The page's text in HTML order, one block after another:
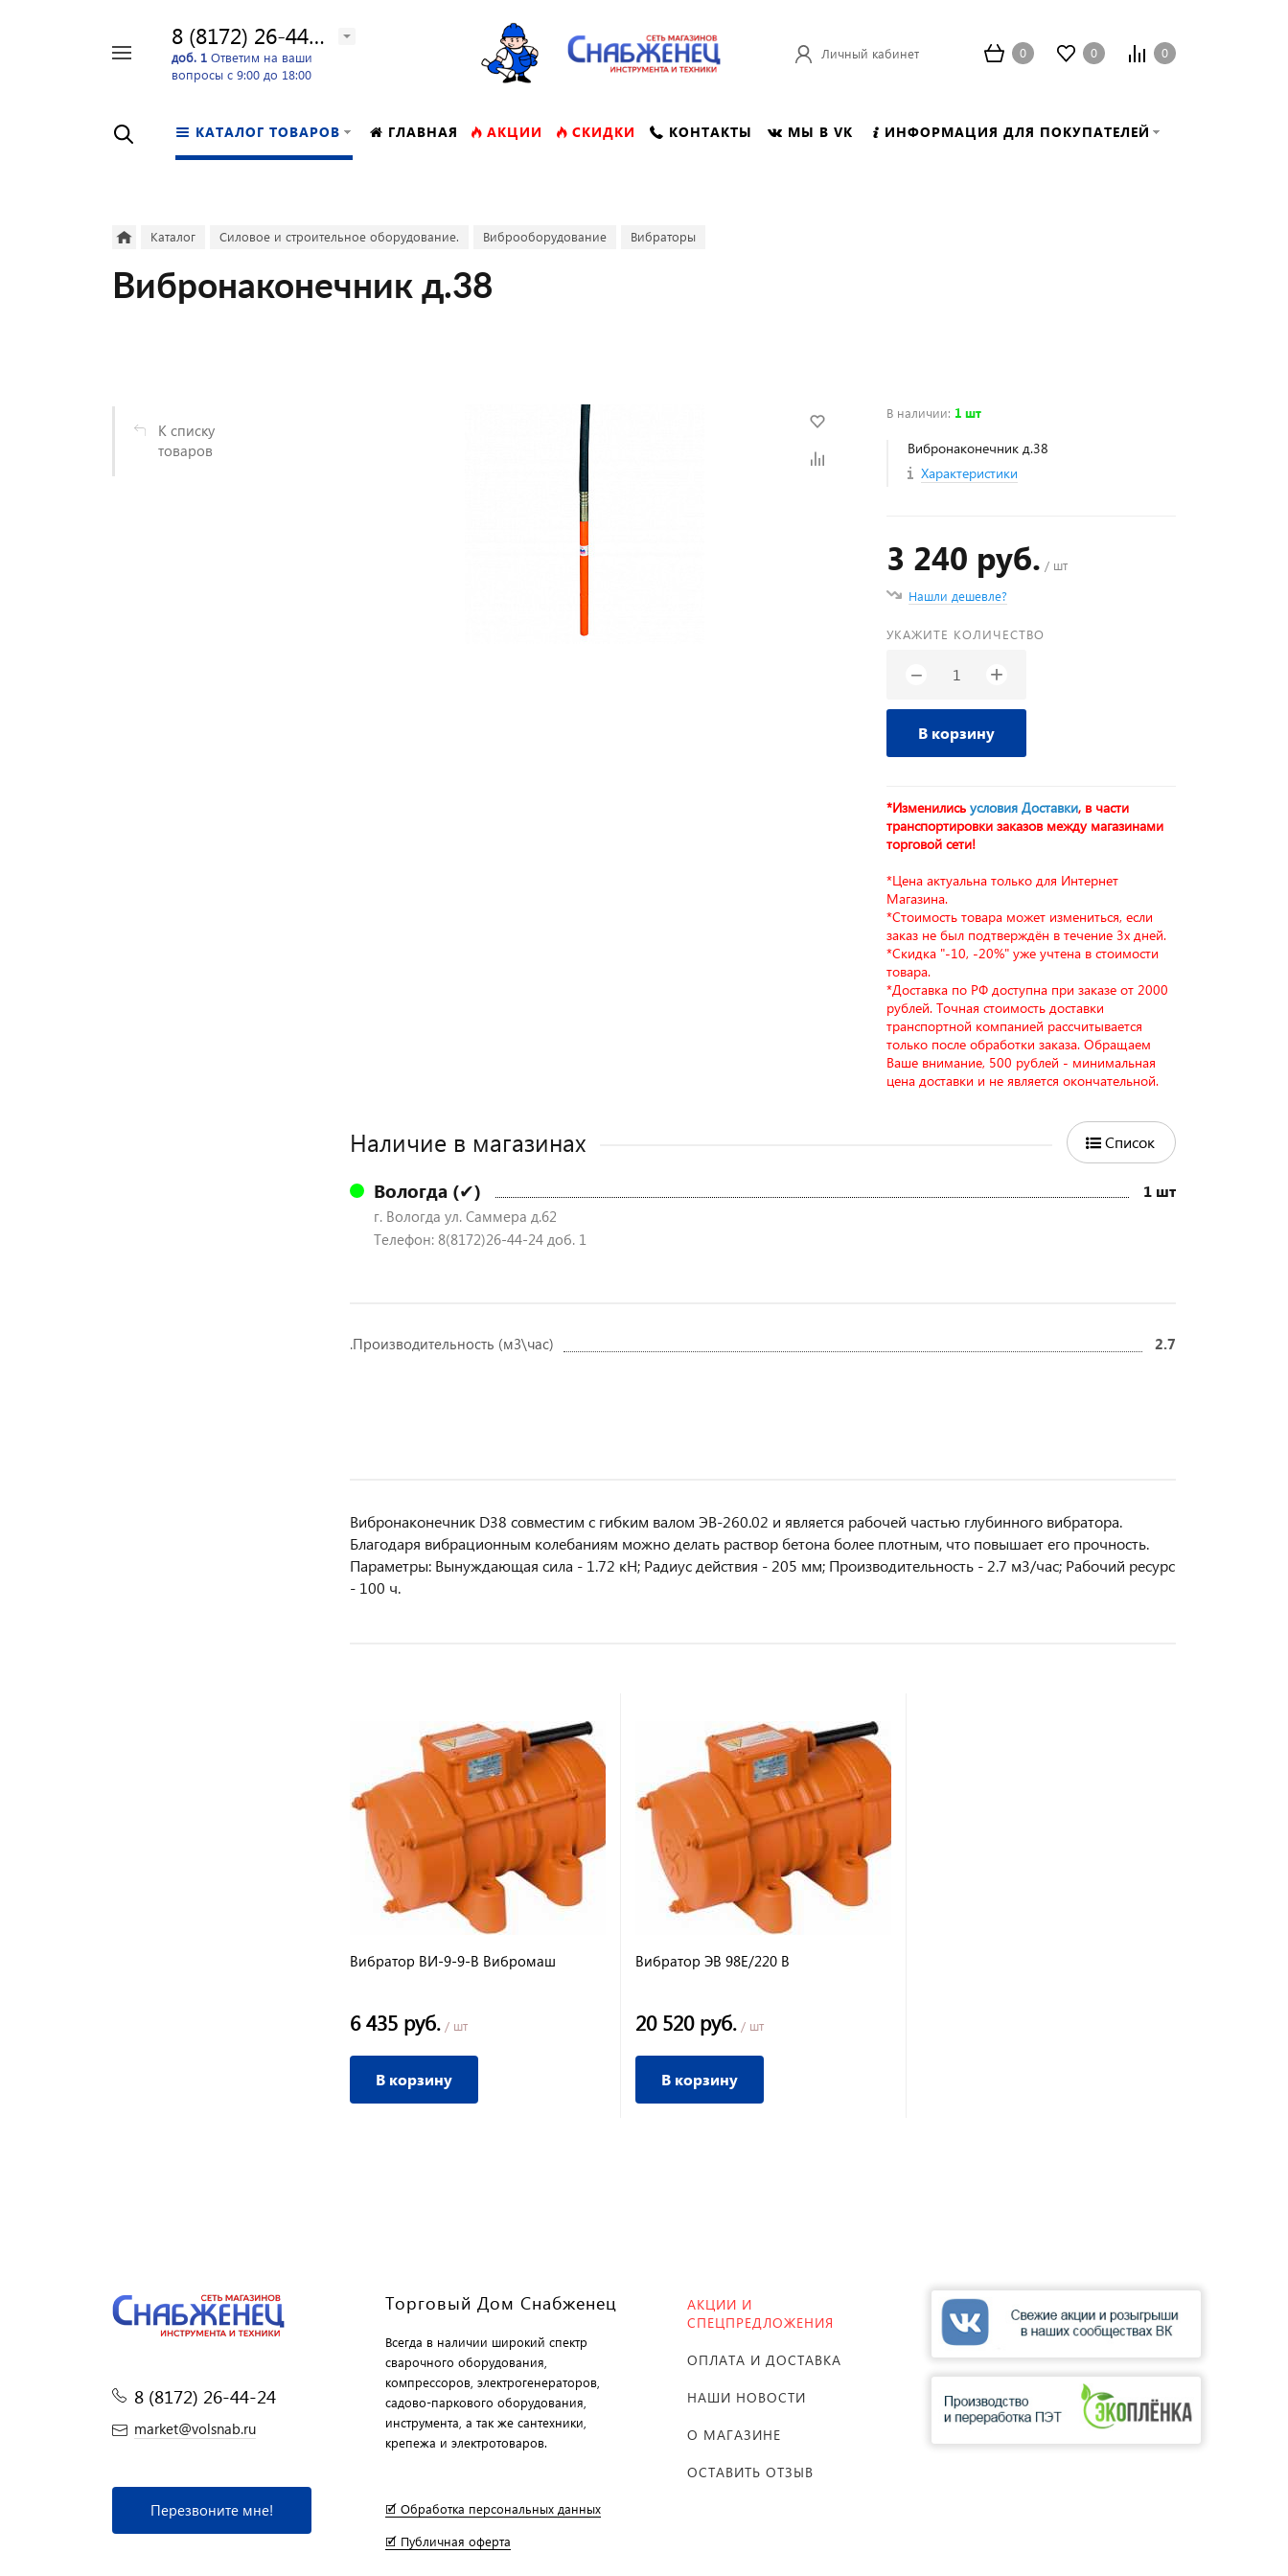
8 (8172) 26-44-24
доб. 1 Ответим на ваши
вопросы с 9:00 до 18:00
Личный кабинет 0 0 0
КАТАЛОГ ТОВАРОВ ГЛАВНАЯ АКЦИИ СКИДКИ КОНТАКТЫ МЫ В VK ИНФОРМАЦИЯ ДЛЯ ПОКУПАТЕЛЕЙ
Каталог Силовое и строительное оборудование. Виброоборудование Вибраторы
Вибронаконечник д.38
К списку
товаров
В наличии: 1 шт
Вибронаконечник д.38
Характеристики
3 240 руб. / шт
Нашли дешевле?
УКАЖИТЕ КОЛИЧЕСТВО
− +
В корзину
*Изменилисьусловия Доставки, в части
транспортировки заказов между магазинами
торговой сети!
*Цена актуальна только для Интернет
Магазина.
*Стоимость товара может измениться, если
заказ не был подтверждён в течение 3х дней.
*Скидка "-10, -20%" уже учтена в стоимости
товара.
*Доставка по РФ доступна при заказе от 2000
рублей. Точная стоимость доставки
транспортной компанией рассчитывается
только после обработки заказа. Обращаем
Ваше внимание, 500 рублей - минимальная
цена доставки и не является окончательной.
Наличие в магазинах Список
Вологда (✔) 1 шт
г. Вологда ул. Саммера д.62
Телефон: 8(8172)26-44-24 доб. 1
.Производительность (м3\час) 2.7
Вибронаконечник D38 совместим с гибким валом ЭВ-260.02 и является рабочей частью глубинного вибратора.
Благодаря вибрационным колебаниям можно делать раствор бетона более плотным, что повышает его прочность.
Параметры: Вынуждающая сила - 1.72 кН; Радиус действия - 205 мм; Производительность - 2.7 м3/час; Рабочий ресурс
- 100 ч.
Вибратор ВИ-9-9-В Вибромаш
6 435 руб. / шт
В корзину
Вибратор ЭВ 98Е/220 В
20 520 руб. / шт
В корзину
8 (8172) 26-44-24
market@volsnab.ru
Перезвоните мне!
Торговый Дом Снабженец
Всегда в наличии широкий спектр
сварочного оборудования,
компрессоров, электрогенераторов,
садово-паркового оборудования,
инструмента, а так же сантехники,
крепежа и электротоваров.
🗹 Обработка персональных данных
🗹 Публичная оферта
АКЦИИ И
СПЕЦПРЕДЛОЖЕНИЯ
ОПЛАТА И ДОСТАВКА
НАШИ НОВОСТИ
О МАГАЗИНЕ
ОСТАВИТЬ ОТЗЫВ